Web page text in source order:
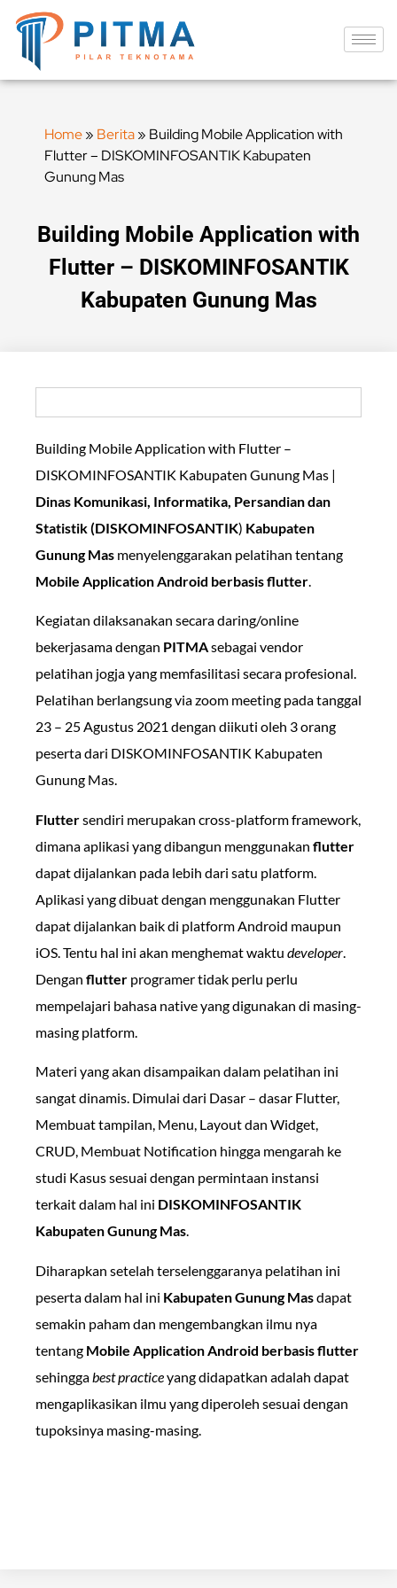
Home» Berita» Building Mobile Application with
Flutter – DISKOMINFOSANTIK Kabupaten
Gunung Mas
Building Mobile Application with
Flutter – DISKOMINFOSANTIK
Kabupaten Gunung Mas
Building Mobile Application with Flutter –
DISKOMINFOSANTIK Kabupaten Gunung Mas |
Dinas Komunikasi, Informatika, Persandian dan
Statistik (DISKOMINFOSANTIK) Kabupaten
Gunung Mas menyelenggarakan pelatihan tentang
Mobile Application Android berbasis flutter.
Kegiatan dilaksanakan secara daring/online
bekerjasama dengan PITMAsebagai vendor
pelatihan jogja yang memfasilitasi secara profesional.
Pelatihan berlangsung via zoom meeting pada tanggal
23 – 25 Agustus 2021 dengan diikuti oleh 3 orang
peserta dari DISKOMINFOSANTIK Kabupaten
Gunung Mas.
Fluttersendiri merupakan cross-platform framework,
dimana aplikasi yang dibangun menggunakan flutter
dapat dijalankan pada lebih dari satu platform.
Aplikasi yang dibuat dengan menggunakan Flutter
dapat dijalankan baik di platform Android maupun
iOS. Tentu hal ini akan menghemat waktu developer
Dengan flutter programer tidak perlu perlu
mempelajari bahasa native yang digunakan di masing-
masing platform.
Materi yang akan disampaikan dalam pelatihan ini
sangat dinamis. Dimulai dari Dasar – dasar Flutter,
Membuat tampilan, Menu, Layout dan Widget,
CRUD, Membuat Notification hingga mengarah ke
studi Kasus sesuai dengan permintaan instansi
terkait dalam hal ini DISKOMINFOSANTIK
Kabupaten Gunung Mas.
Diharapkan setelah terselenggaranya pelatihan ini
peserta dalam hal ini Kabupaten Gunung Masdapat
semakin paham dan mengembangkan ilmu nya
tentang Mobile Application Android berbasis flutter
sehingga best practiceyang didapatkan adalah dapat
mengaplikasikan ilmu yang diperoleh sesuai dengan
tupoksinya masing-masing.